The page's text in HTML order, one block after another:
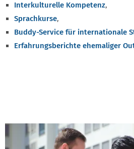
Interkulturelle Kompetenz,
Sprachkurse,
Buddy-Service für internationale
Erfahrungsberichte ehemaliger